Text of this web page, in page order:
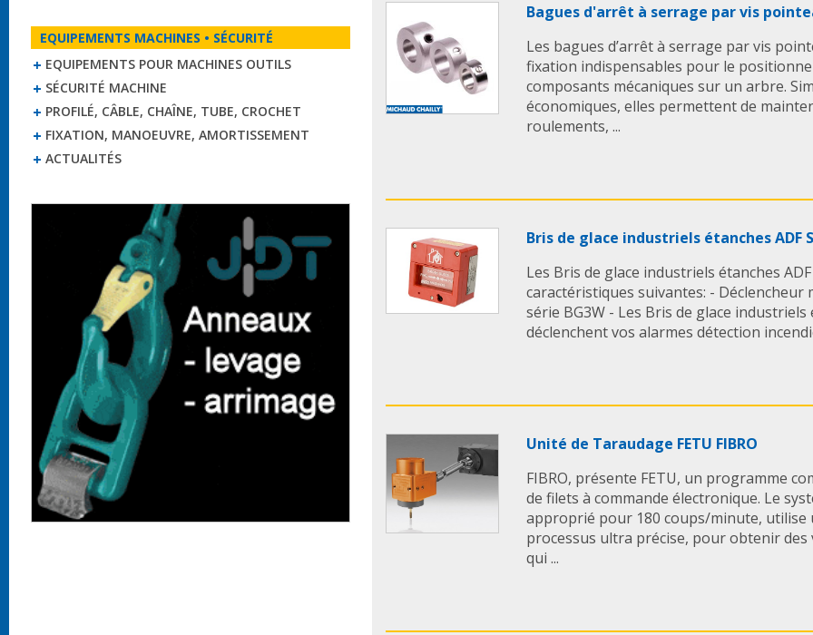
EQUIPEMENTS MACHINES • SÉCURITÉ
EQUIPEMENTS POUR MACHINES OUTILS
SÉCURITÉ MACHINE
PROFILÉ, CÂBLE, CHAÎNE, TUBE, CROCHET
FIXATION, MANOEUVRE, AMORTISSEMENT
ACTUALITÉS
Caractéristiques
Extracteur avec jeu
Traitement
résistance à toutes
Portée de 182 mm,
Ecartement
(diamètre extérieur
Bagues d'arrêt à serrage par vis
Les bagues d’arrêt à serrage par vis
fixation indispensables pour le
composants mécaniques sur un arbre.
économiques, elles permettent de
roulements, ...
Bris de glace industriels étanches ADF
Les Bris de glace industriels étanches ADF
caractéristiques suivantes: - Déclencheur
série BG3W - Les Bris de glace industriels
déclenchent vos alarmes détection
Unité de Taraudage FETU FIBRO
FIBRO, présente FETU, un programme
de filets à commande électronique. Le
approprié pour 180 coups/minute, utilise
processus ultra précise, pour obtenir des
qui ...